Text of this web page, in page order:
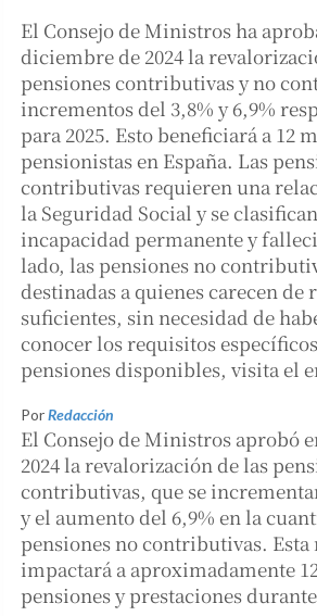
El Consejo de Ministros ha
diciembre de 2024 la
pensiones contributivas y no
incrementos del 3,8% y 6,9%
para 2025. Esto beneficiará a 12
pensionistas en España. Las
contributivas requieren una
la Seguridad Social y se
incapacidad permanente y
lado, las pensiones no
destinadas a quienes carecen de
suficientes, sin necesidad de
conocer los requisitos
pensiones disponibles, visita el
PorRedacción
El Consejo de Ministros aprobó
2024 la revalorización de las
contributivas, que se
y el aumento del 6,9% en la
pensiones no contributivas. Esta
impactará a aproximadamente
pensiones y prestaciones